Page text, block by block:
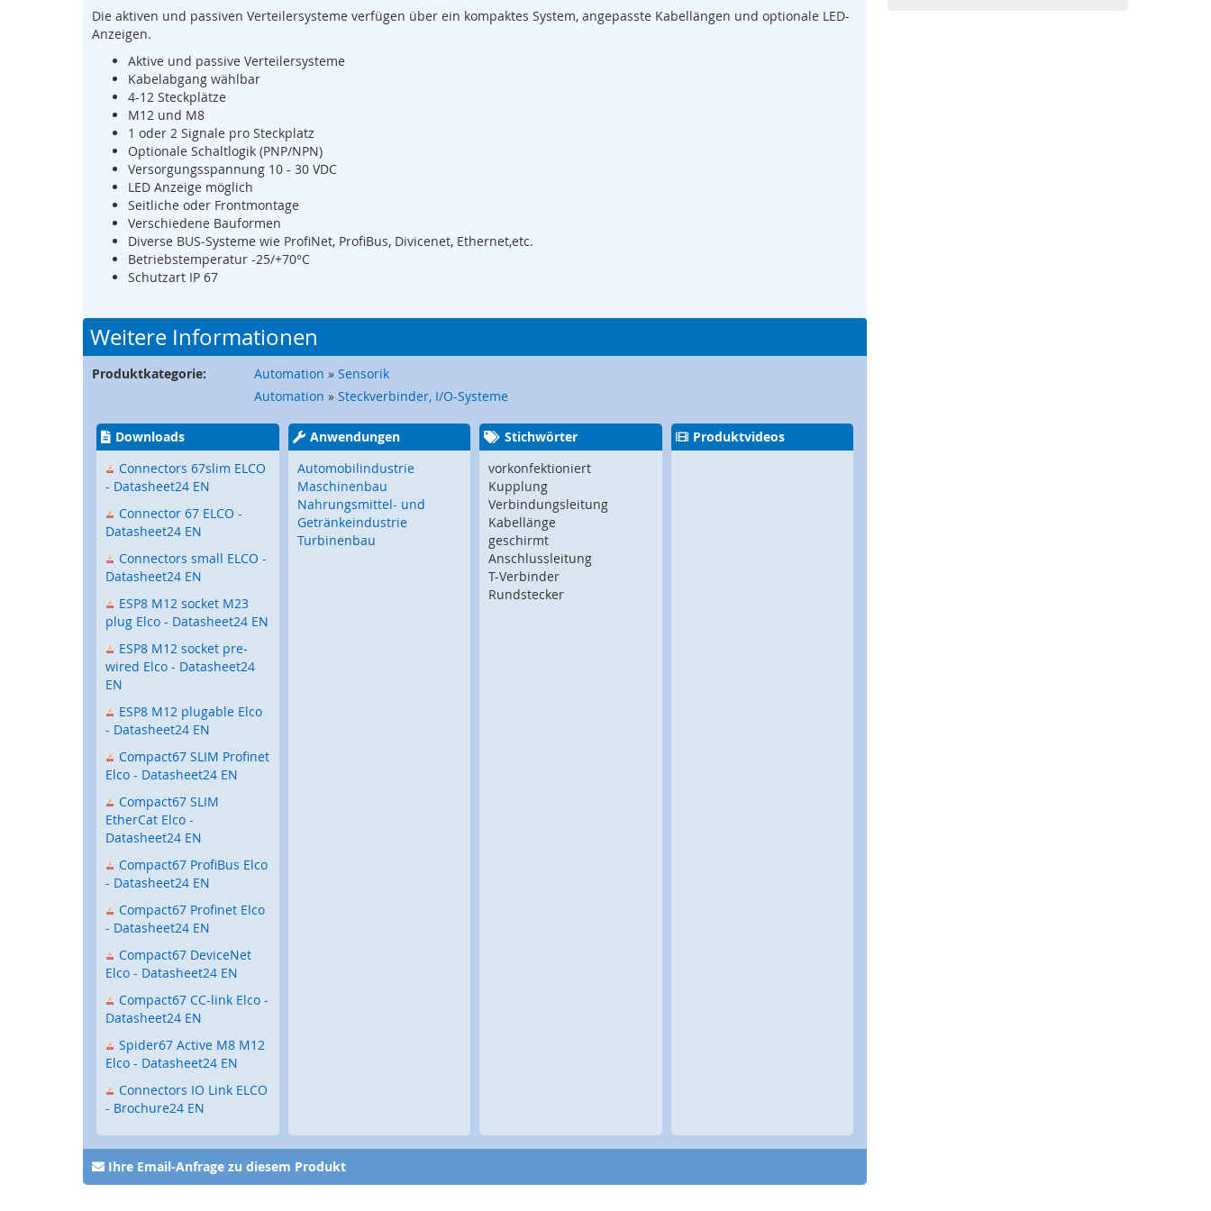
Sicherheits-
SPS
Sicherheitsrelais
Wireless
Safety
Funkfernsteuerungen
Bedienelemente
Schutzzaunsysteme
Signalübertragungssystem
Sicherheitstorsteuerungen
Sicherheitssignalgeber
Anzeige-
und
Informationssysteme
Kommissioniersysteme
Bediengeräte
Mobile
Touch
Bediengeräte
Tastaturen
Sensorik
Fernwartung
Steckverbinder,
I/O-
Systeme
Signalgeber
Drehzahlerfassung
Sicherheitssensorik
für
Tore
Radar
für
Tore
Sicherheitstorsteuerungen
Schaltgeräte
für
Anwendungen
News
Downloads
Veranstaltungen
der
Bildergalerie
springen
Die aktiven und passiven Verteilersysteme verfügen über ein kompaktes System, angepasste Kabellängen und optionale LED-
Anzeigen.
Aktive und passive Verteilersysteme
Kabelabgang wählbar
4-12 Steckplätze
M12 und M8
1 oder 2 Signale pro Steckplatz
Optionale Schaltlogik (PNP/NPN)
Versorgungsspannung 10 - 30 VDC
LED Anzeige möglich
Seitliche oder Frontmontage
Verschiedene Bauformen
Diverse BUS-Systeme wie ProfiNet, ProfiBus, Divicenet, Ethernet,etc.
Betriebstemperatur -25/+70°C
Schutzart IP 67
Weitere Informationen
Produktkategorie: Automation » Sensorik
Automation » Steckverbinder, I/O-Systeme
Downloads
Connectors 67slim ELCO
- Datasheet24 EN
Connector 67 ELCO -
Datasheet24 EN
Connectors small ELCO -
Datasheet24 EN
ESP8 M12 socket M23
plug Elco - Datasheet24 EN
ESP8 M12 socket pre-
wired Elco - Datasheet24
EN
ESP8 M12 plugable Elco
- Datasheet24 EN
Compact67 SLIM Profinet
Elco - Datasheet24 EN
Compact67 SLIM
EtherCat Elco -
Datasheet24 EN
Compact67 ProfiBus Elco
- Datasheet24 EN
Compact67 Profinet Elco
- Datasheet24 EN
Compact67 DeviceNet
Elco - Datasheet24 EN
Compact67 CC-link Elco -
Datasheet24 EN
Spider67 Active M8 M12
Elco - Datasheet24 EN
Connectors IO Link ELCO
- Brochure24 EN
Anwendungen
Automobilindustrie
Maschinenbau
Nahrungsmittel- und
Getränkeindustrie
Turbinenbau
Stichwörter
vorkonfektioniert
Kupplung
Verbindungsleitung
Kabellänge
geschirmt
Anschlussleitung
T-Verbinder
Rundstecker
Produktvideos
Ihre Email-Anfrage zu diesem Produkt